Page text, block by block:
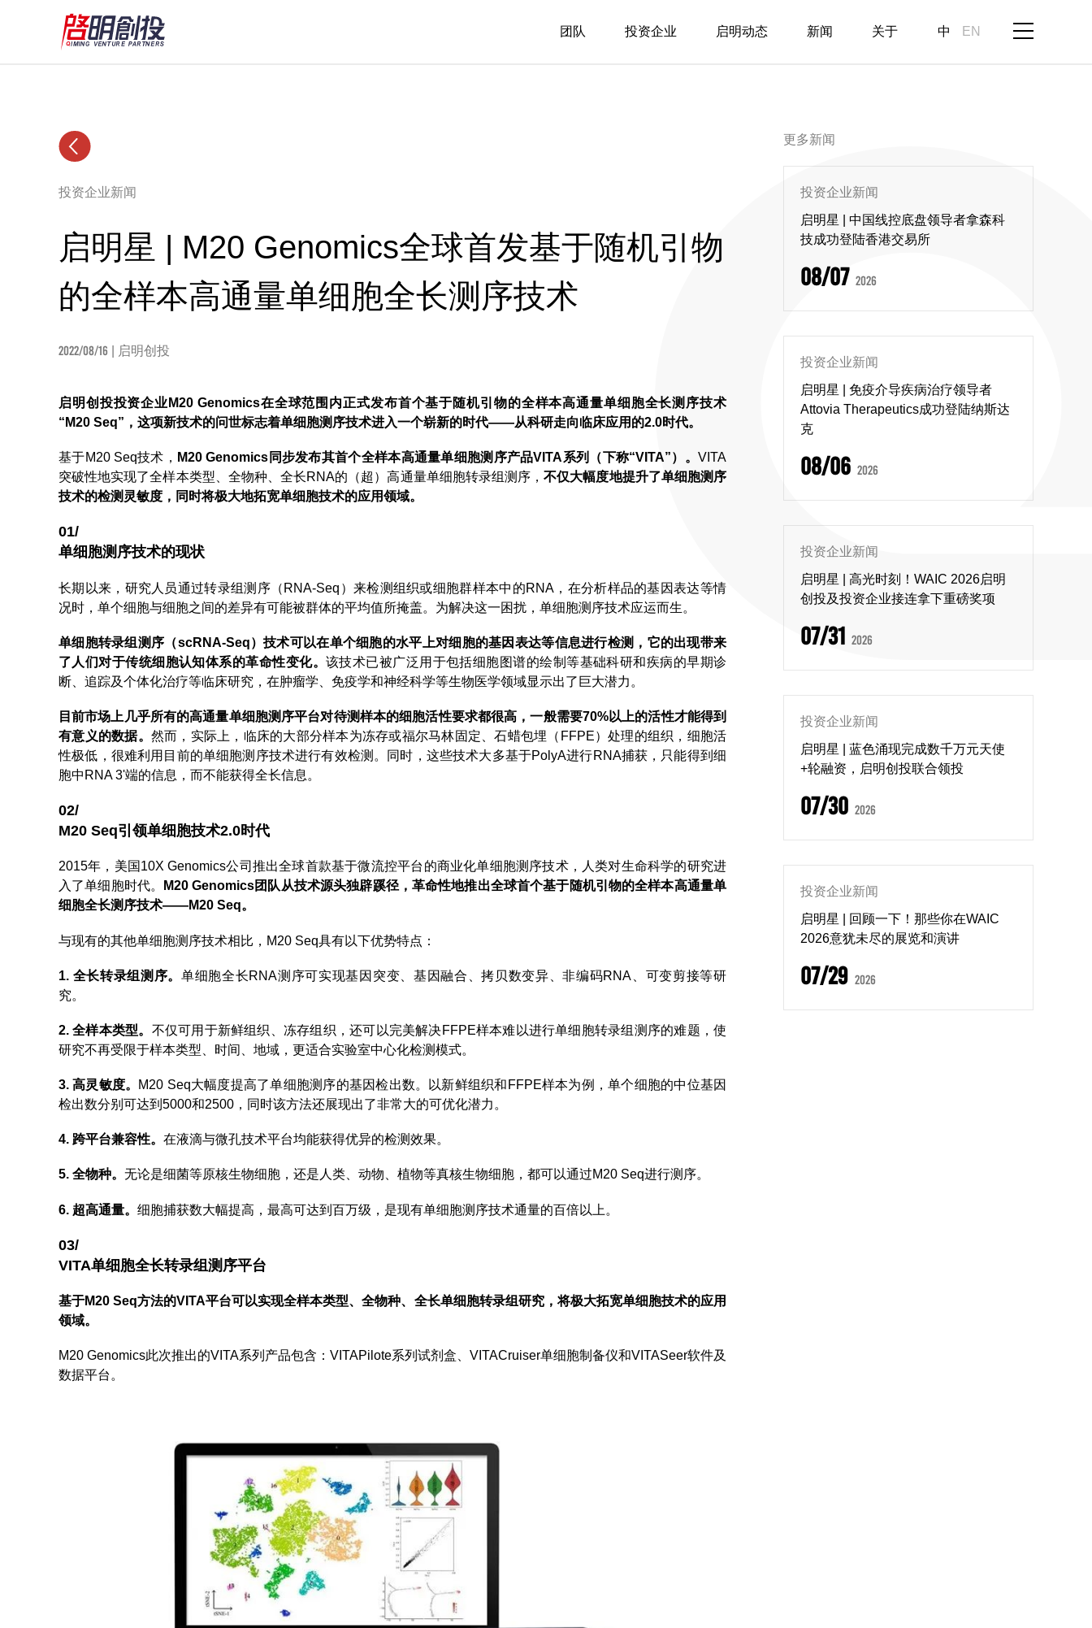
中 EN
团队 投资企业 启明动态 新闻 关于
投资企业新闻
启明星 | M20 Genomics全球首发基于随机引物
的全样本高通量单细胞全长测序技术
2022/08/16 | 启明创投
启明创投投资企业M20 Genomics在全球范围内正式发布首个基于随机引物的全样本高通量单细胞全长测序技术
“M20 Seq”，这项新技术的问世标志着单细胞测序技术进入一个崭新的时代——从科研走向临床应用的2.0时代。
基于M20 Seq技术， M20 Genomics同步发布其首个全样本高通量单细胞测序产品VITA系列（下称“VITA”）。VITA
突破性地实现了全样本类型、全物种、全长RNA的（超）高通量单细胞转录组测序，不仅大幅度地提升了单细胞测序
技术的检测灵敏度，同时将极大地拓宽单细胞技术的应用领域。
01/
单细胞测序技术的现状
长期以来，研究人员通过转录组测序（RNA-Seq）来检测组织或细胞群样本中的RNA，在分析样品的基因表达等情
况时，单个细胞与细胞之间的差异有可能被群体的平均值所掩盖。为解决这一困扰，单细胞测序技术应运而生。
单细胞转录组测序（scRNA-Seq）技术可以在单个细胞的水平上对细胞的基因表达等信息进行检测，它的出现带来
了人们对于传统细胞认知体系的革命性变化。 该技术已被广泛用于包括细胞图谱的绘制等基础科研和疾病的早期诊
断、追踪及个体化治疗等临床研究，在肿瘤学、免疫学和神经科学等生物医学领域显示出了巨大潜力。
目前市场上几乎所有的高通量单细胞测序平台对待测样本的细胞活性要求都很高，一般需要70%以上的活性才能得到
有意义的数据。 然而，实际上，临床的大部分样本为冻存或福尔马林固定、石蜡包埋（FFPE）处理的组织，细胞活
性极低，很难利用目前的单细胞测序技术进行有效检测。同时，这些技术大多基于PolyA进行RNA捕获，只能得到细
胞中RNA 3'端的信息，而不能获得全长信息。
02/
M20 Seq引领单细胞技术2.0时代
2015年，美国10X Genomics公司推出全球首款基于微流控平台的商业化单细胞测序技术，人类对生命科学的研究进
入了单细胞时代。
M20 Genomics团队从技术源头独辟蹊径，革命性地推出全球首个基于随机引物的全样本高通量单
细胞全长测序技术——M20 Seq。
与现有的其他单细胞测序技术相比，M20 Seq具有以下优势特点：
1. 全长转录组测序。单细胞全长RNA测序可实现基因突变、基因融合、拷贝数变异、非编码RNA、可变剪接等研
究。
2. 全样本类型。 不仅可用于新鲜组织、冻存组织，还可以完美解决FFPE样本难以进行单细胞转录组测序的难题，使
研究不再受限于样本类型、时间、地域，更适合实验室中心化检测模式。
3. 高灵敏度。 M20 Seq大幅度提高了单细胞测序的基因检出数。以新鲜组织和FFPE样本为例，单个细胞的中位基因
检出数分别可达到5000和2500，同时该方法还展现出了非常大的可优化潜力。
4. 跨平台兼容性。 在液滴与微孔技术平台均能获得优异的检测效果。
5. 全物种。 无论是细菌等原核生物细胞，还是人类、动物、植物等真核生物细胞，都可以通过M20 Seq进行测序。
6. 超高通量。 细胞捕获数大幅提高，最高可达到百万级，是现有单细胞测序技术通量的百倍以上。
03/
VITA单细胞全长转录组测序平台
基于M20 Seq方法的VITA平台可以实现全样本类型、全物种、全长单细胞转录组研究，将极大拓宽单细胞技术的应用
领域。
M20 Genomics此次推出的VITA系列产品包含：VITAPilote系列试剂盒、VITACruiser单细胞制备仪和VITASeer软件及
数据平台。
更多新闻
投资企业新闻
启明星 | 中国线控底盘领导者拿森科
技成功登陆香港交易所
08/07 2026
投资企业新闻
启明星 | 免疫介导疾病治疗领导者
Attovia Therapeutics成功登陆纳斯达
克
08/06 2026
投资企业新闻
启明星 | 高光时刻！WAIC 2026启明
创投及投资企业接连拿下重磅奖项
07/31 2026
投资企业新闻
启明星 | 蓝色涌现完成数千万元天使
+轮融资，启明创投联合领投
07/30 2026
投资企业新闻
启明星 | 回顾一下！那些你在WAIC
2026意犹未尽的展览和演讲
07/29 2026